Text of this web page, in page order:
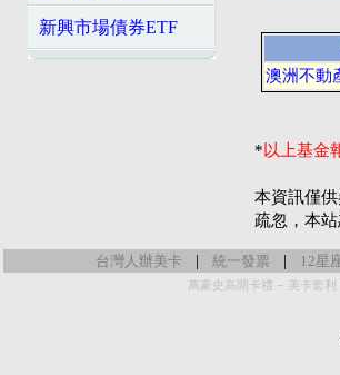
新興市場債券ETF
澳洲不動
*以上基金
本資訊僅
疏忽，本
台灣人辦美卡 | 統一發票 | 12星
萬豪史高開卡禮 - 美卡套利